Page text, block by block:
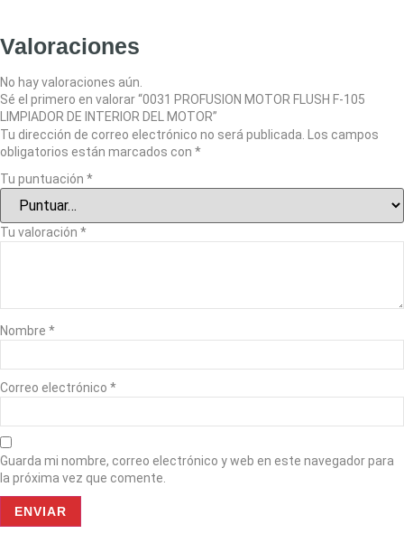
Valoraciones
No hay valoraciones aún.
Sé el primero en valorar “0031 PROFUSION MOTOR FLUSH F-105
LIMPIADOR DE INTERIOR DEL MOTOR”
Tu dirección de correo electrónico no será publicada.
Los campos
obligatorios están marcados con *
Tu puntuación *
Tu valoración *
Nombre *
Correo electrónico *
Guarda mi nombre, correo electrónico y web en este navegador para
la próxima vez que comente.